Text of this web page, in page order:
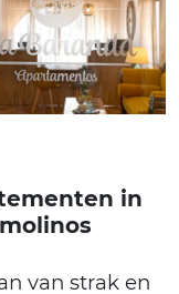
in
van strak en